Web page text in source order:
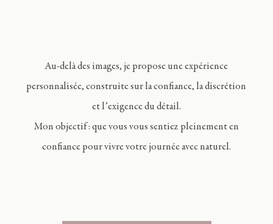
Au-delà des images, je propose une expérience
personnalisée, construite sur la confiance, la discrétion
et l’exigence du détail.
Mon objectif : que vous vous sentiez pleinement en
confiance pour vivre votre journée avec naturel.